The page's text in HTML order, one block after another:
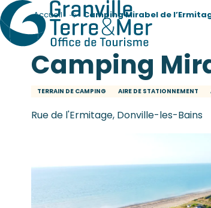
Accueil Camping Mirabel de
Camping
TERRAIN DE CAMPING AIRE DE STATIONNEMENT
Rue de l'Ermitage, Donville-les-Bains